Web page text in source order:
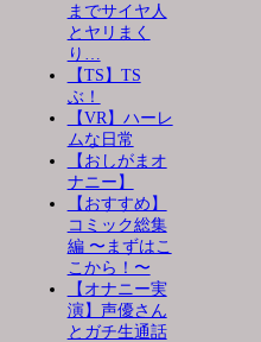
までサイヤ人
とヤリまく
り…
【TS】TS
ぶ！
【VR】ハーレ
ムな日常
【おしがまオ
ナニー】
【おすすめ】
コミック総集
編 〜まずはこ
こから！〜
【オナニー実
演】声優さん
とガチ生通話